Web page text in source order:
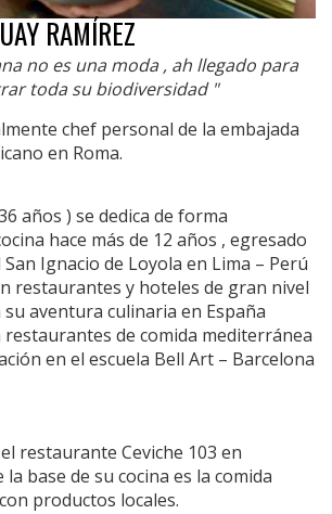
RAMÍREZ
no es una moda , ah llegado para
toda su biodiversidad "
chef personal de la embajada
en Roma.
años ) se dedica de forma
hace más de 12 años , egresado
Ignacio de Loyola en Lima – Perú
restaurantes y hoteles de gran nivel
su aventura culinaria en España
de comida mediterránea
en el escuela Bell Art – Barcelona
restaurante Ceviche 103 en
base de su cocina es la comida
productos locales.